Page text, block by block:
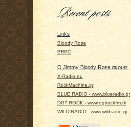
Links
Bloody Rose
BRPC
Ο Jimmy Bloody Rose ακούει:
X-Radio.eu
RockMachine.gr
BLUE RADIO - www.blueradio.gr
DGT ROCK - www.dgtrockfm.tk
WILD RADIO - www.wildradio.gr